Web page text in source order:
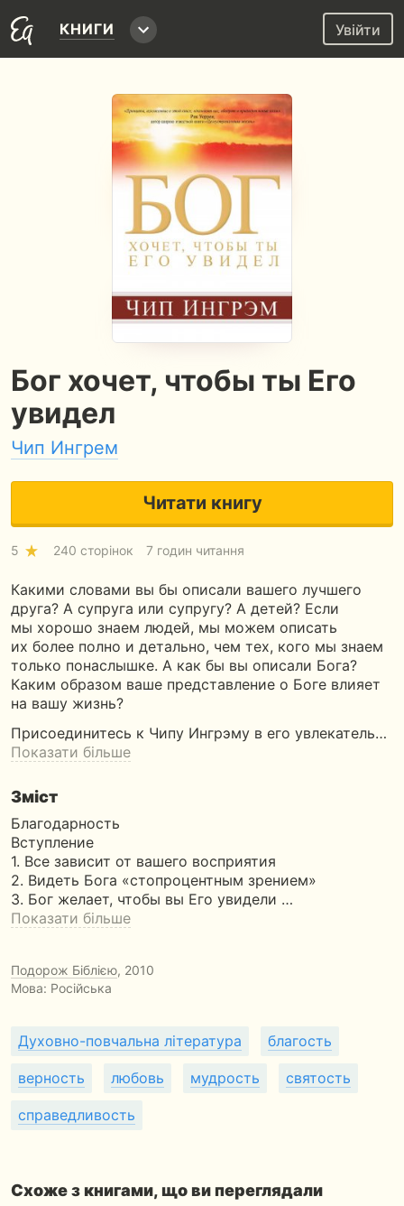
КНИГИ Увійти
Бог хочет, чтобы ты Его
увидел
Чип Ингрем
Читати книгу
5 240 сторінок 7 годин читання
Какими словами вы бы описали вашего лучшего
друга? А супруга или супругу? А детей? Если
мы хорошо знаем людей, мы можем описать
их более полно и детально, чем тех, кого мы знаем
только понаслышке. А как бы вы описали Бога?
Каким образом ваше представление о Боге влияет
на вашу жизнь?
Присоединитесь к Чипу Ингрэму в его увлекатель…
Показати більше
Зміст
Благодарность
Вступление
1. Все зависит от вашего восприятия
2. Видеть Бога «стопроцентным зрением»
3. Бог желает, чтобы вы Его увидели …
Показати більше
Подорож Біблією, 2010
Мова: Російська
Духовно-повчальна література благость
верность любовь мудрость святость
справедливость
Схоже з книгами, що ви переглядали